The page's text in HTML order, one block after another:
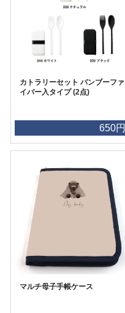
カトラリーセット バンブーファ
イバー入タイプ (2点)
650円
マルチ母子手帳ケース